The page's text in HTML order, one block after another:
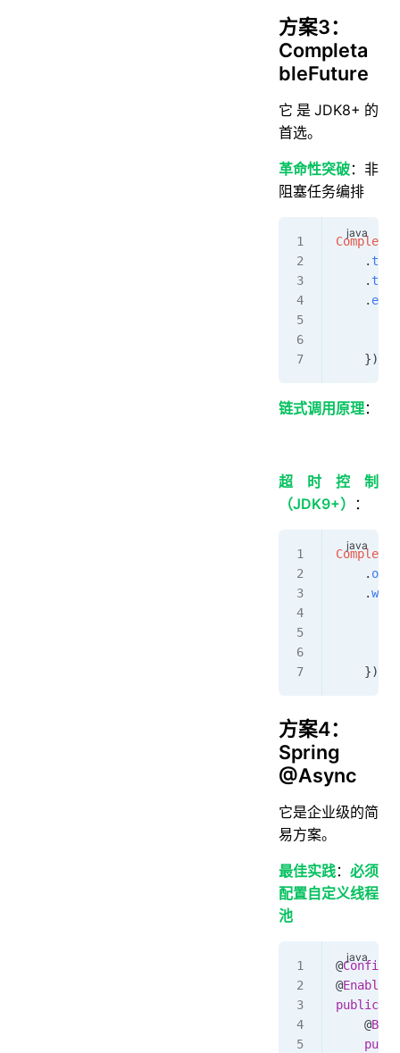
方案3：
Completa
bleFuture
它是JDK8+的
首选。
革命性突破：非
阻塞任务编排
    .
    .
    .
    });
链式调用原理：
超时控制
（JDK9+）
：
    .
    .
    });
方案4：
Spring
@Async
它是企业级的简
易方案。
最佳实践： 必须
配置自定义线程
池
@
@
public
    @
Bean